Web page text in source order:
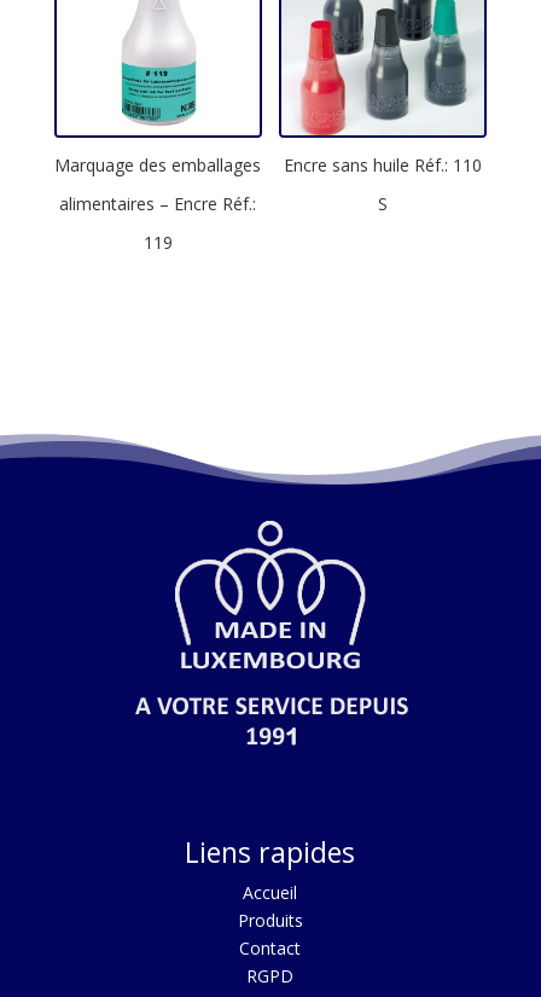
Marquage des emballages
alimentaires – Encre Réf.:
119
Encre sans huile Réf.: 110
S
Liens rapides
Accueil
Produits
Contact
RGPD